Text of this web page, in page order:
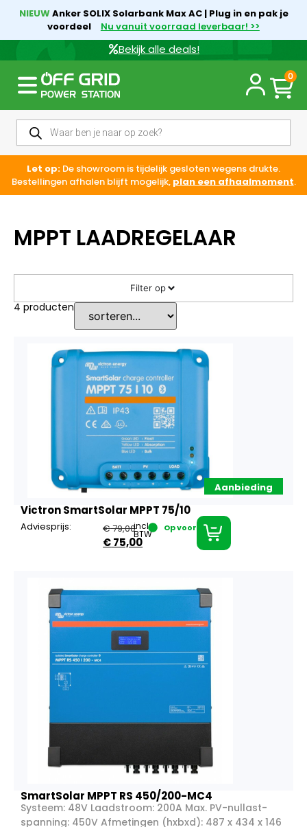
NIEUWAnker SOLIX Solarbank Max AC | Plug in en pak je
voordeel
Nu vanuit voorraad leverbaar! >>
Bekijk alle deals!
0
Let op: De showroom is tijdelijk gesloten wegens drukte.
Bestellingen afhalen blijft mogelijk, plan een afhaalmoment.
MPPT LAADREGELAAR
Filter op
4 producten
Aanbieding
Victron SmartSolar MPPT 75/10
Adviesprijs: €79,00
€75,00
incl.
BTW
Op voorraad
SmartSolar MPPT RS 450/200-MC4
Systeem: 48V Laadstroom: 200A Max. PV-nullast-
spanning: 450V Afmetingen (hxbxd): 487 x 434 x 146